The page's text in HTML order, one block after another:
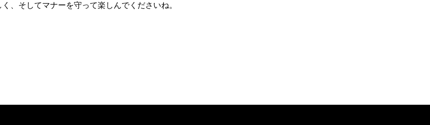
、そしてマナーを守って楽しんでくださいね。